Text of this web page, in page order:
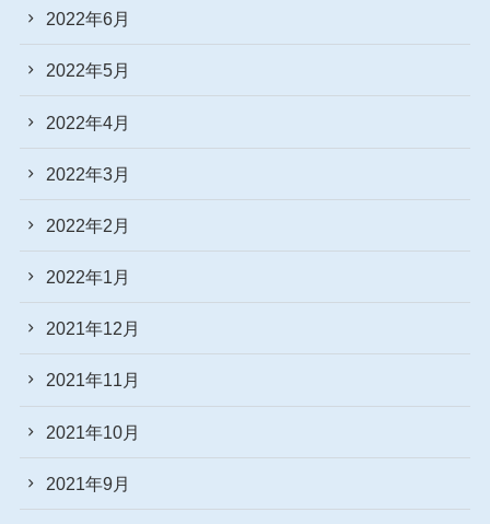
2022年6月
2022年5月
2022年4月
2022年3月
2022年2月
2022年1月
2021年12月
2021年11月
2021年10月
2021年9月